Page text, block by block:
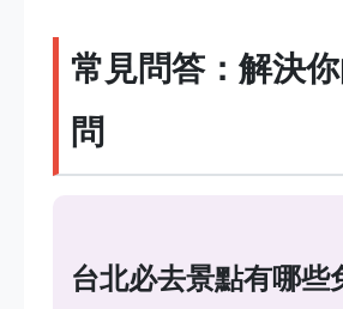
常見問答：解決
問
台北必去景點有哪些